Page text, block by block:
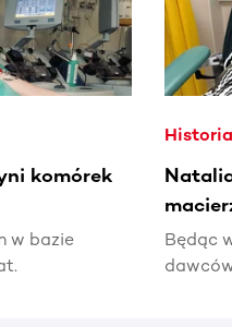
komórek
w bazie
Będąc